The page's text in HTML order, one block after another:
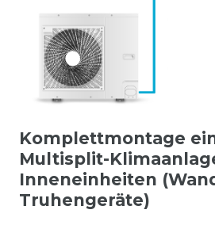
Komplettmontage
Multisplit-
Inneneinheiten
Truhengeräte)